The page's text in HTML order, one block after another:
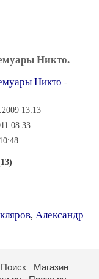
Никто.
Никто -
13:13
08:33
, Александр
Поиск
Магазин